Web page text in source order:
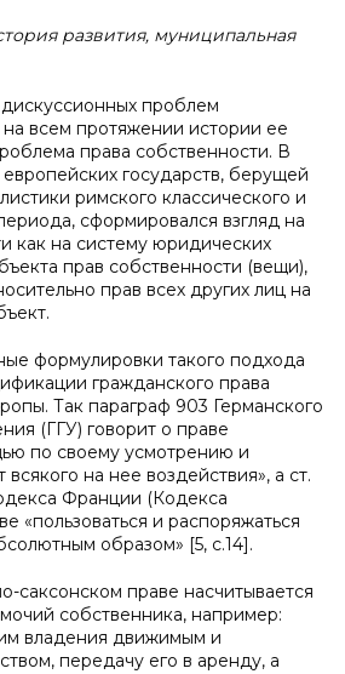
развития, муниципальная
проблем
всем протяжении истории ее
права собственности. В
государств, берущей
римского классического и
сформировался взгляд на
как на систему юридических
прав собственности (вещи),
прав всех других лиц на
формулировки такого подхода
гражданского права
Так параграф 903 Германского
(ГГУ) говорит о праве
по своему усмотрению и
всякого на нее воздействия», а ст.
Франции (Кодекса
«пользоваться и распоряжаться
образом» [5, c.14].
саксонском праве насчитывается
собственника, например:
владения движимым и
передачу его в аренду, а